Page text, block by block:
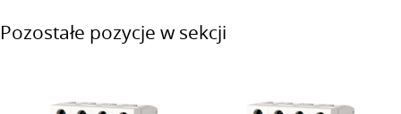
Pozostałe pozycje w sekcji